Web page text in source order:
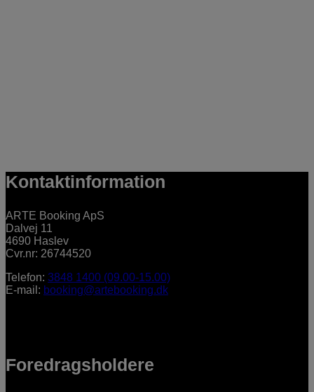
Kontaktinformation
ARTE Booking ApS
Dalvej 11
4690 Haslev
Cvr.nr: 26744520
Telefon: 3848 1400 (09.00-15.00)
E-mail: booking@artebooking.dk
Foredragsholdere